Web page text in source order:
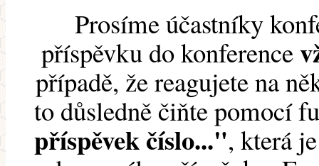
Prosíme účastníky
příspěvku do konference
případě, že reagujete na
to důsledně čiňte pomocí
příspěvek číslo...", která